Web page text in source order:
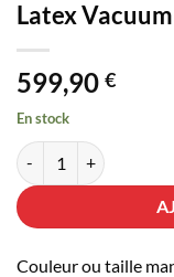
Latex
599,90 €
En stock
quantité de Latex
Couleur ou taille